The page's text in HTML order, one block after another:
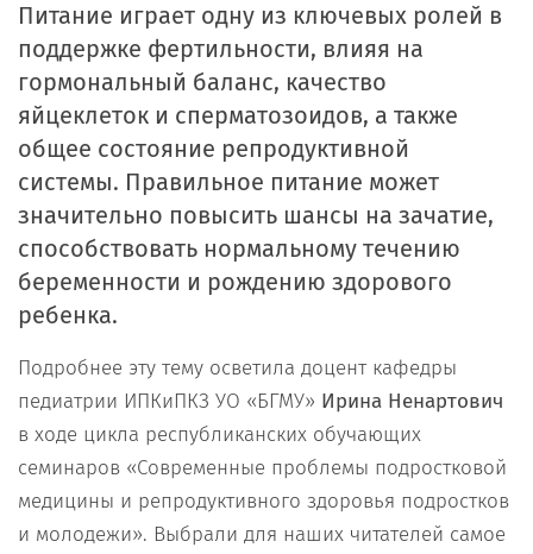
Питание играет одну из ключевых ролей в
поддержке фертильности, влияя на
гормональный баланс, качество
яйцеклеток и сперматозоидов, а также
общее состояние репродуктивной
системы. Правильное питание может
значительно повысить шансы на зачатие,
способствовать нормальному течению
беременности и рождению здорового
ребенка.
Подробнее эту тему осветила доцент кафедры
педиатрии ИПКиПКЗ УО «БГМУ» Ирина Ненартович
в ходе цикла республиканских обучающих
семинаров «Современные проблемы подростковой
медицины и репродуктивного здоровья подростков
и молодежи». Выбрали для наших читателей самое